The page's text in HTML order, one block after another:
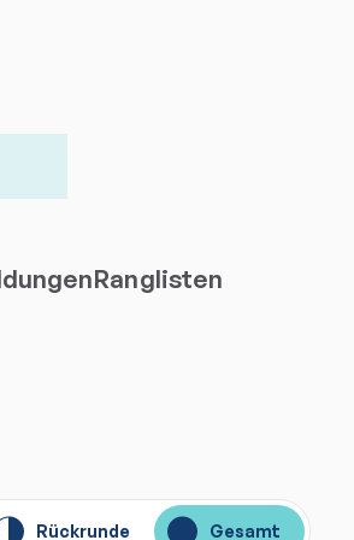
Ranglisten
Rückrunde Gesamt